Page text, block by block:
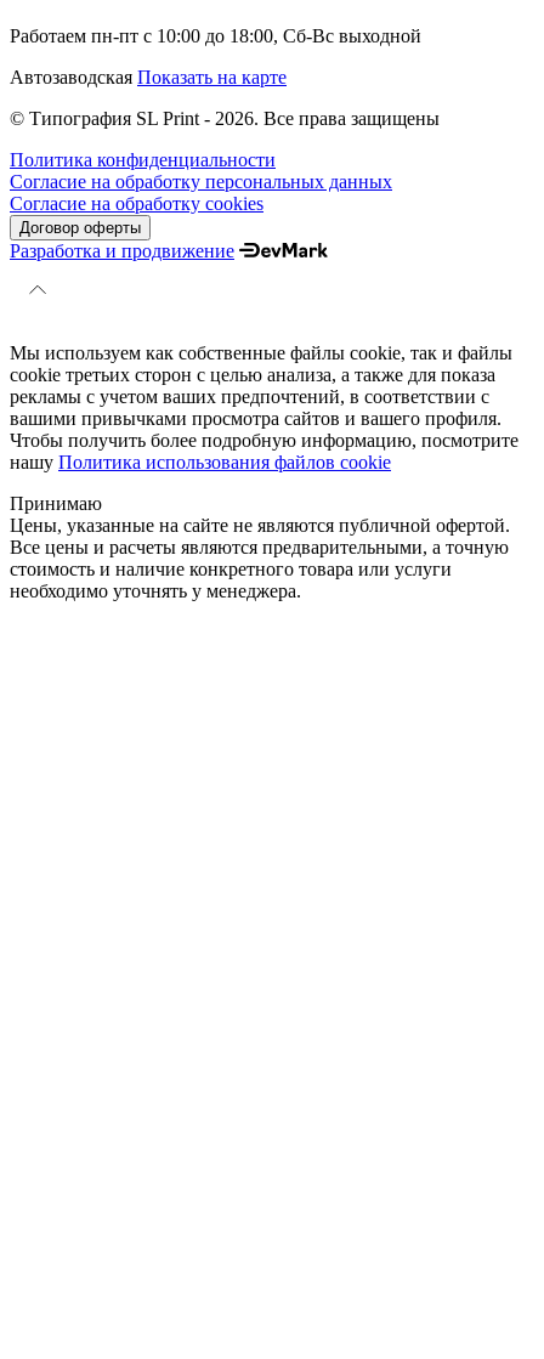
Работаем пн-пт с 10:00 до 18:00, Сб-Вс выходной
Автозаводская Показать на карте
© Типография SL Print - 2026. Все права защищены
Политика конфиденциальности
Согласие на обработку персональных данных
Согласие на обработку cookies
Договор оферты
Разработка и продвижение
Мы используем как собственные файлы cookie, так и файлы
cookie третьих сторон с целью анализа, а также для показа
рекламы с учетом ваших предпочтений, в соответствии с
вашими привычками просмотра сайтов и вашего профиля.
Чтобы получить более подробную информацию, посмотрите
нашу Политика использования файлов cookie
Принимаю
Цены, указанные на сайте не являются публичной офертой.
Все цены и расчеты являются предварительными, а точную
стоимость и наличие конкретного товара или услуги
необходимо уточнять у менеджера.